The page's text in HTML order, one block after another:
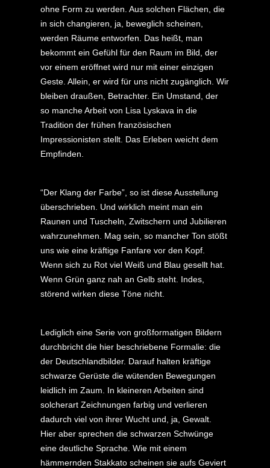
ohne Form zu werden. Aus solchen Flächen, die
in sich changieren, ja, beweglich scheinen,
werden Räume entworfen. Das heißt, man
bekommt ein Gefühl für den Raum im Bild, der
vor einem eröffnet wird nur mit einer einzigen
Geste. Allein, er wird für uns nicht zugänglich. Wir
bleiben draußen, Betrachter. Ein Umstand, der
so manche Arbeit von Lisa Lyskava in die
Tradition der frühen französischen
Impressionisten stellt. Das Erleben weicht dem
Empfinden.
“Der Klang der Farbe”, so ist diese Ausstellung
überschrieben. Und wirklich meint man ein
Raunen und Tuscheln, Zwitschern und Jubilieren
wahrzunehmen. Mag sein, so mancher Ton stößt
uns wie eine kräftige Fanfare vor den Kopf.
Wenn sich zu Rot viel Weiß und Blau gesellt hat.
Wenn Grün ganz nah an Gelb steht. Indes,
störend wirken diese Töne nicht.
Lediglich eine Serie von großformatigen Bildern
durchbricht die hier beschriebene Formalie: die
der Deutschlandbilder. Darauf halten kräftige
schwarze Gerüste die wütenden Bewegungen
leidlich im Zaum. In kleineren Arbeiten sind
solcherart Zeichnungen farbig und verlieren
dadurch viel von ihrer Wucht und, ja, Gewalt.
Hier aber sprechen die schwarzen Schwünge
eine deutliche Sprache. Wie mit einem
hämmernden Stakkato scheinen sie aufs Geviert